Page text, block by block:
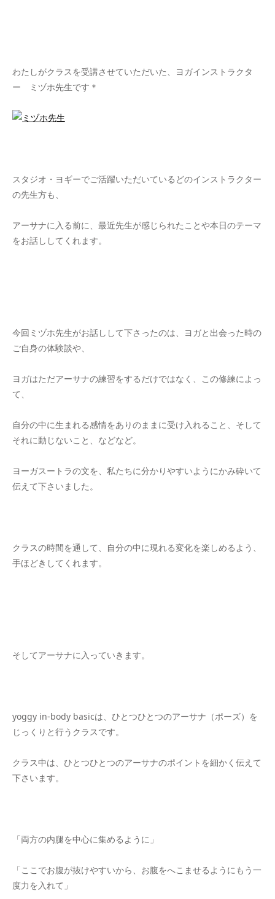
わたしがクラスを受講させていただいた、ヨガインストラクタ
ー ミヅホ先生です＊
スタジオ・ヨギーでご活躍いただいているどのインストラクター
の先生方も、
アーサナに入る前に、最近先生が感じられたことや本日のテーマ
をお話ししてくれます。
今回ミヅホ先生がお話しして下さったのは、ヨガと出会った時の
ご自身の体験談や、
ヨガはただアーサナの練習をするだけではなく、この修練によっ
て、
自分の中に生まれる感情をありのままに受け入れること、そして
それに動じないこと、などなど。
ヨーガスートラの文を、私たちに分かりやすいようにかみ砕いて
伝えて下さいました。
クラスの時間を通して、自分の中に現れる変化を楽しめるよう、
手ほどきしてくれます。
そしてアーサナに入っていきます。
yoggy in-body basicは、ひとつひとつのアーサナ（ポーズ）を
じっくりと行うクラスです。
クラス中は、ひとつひとつのアーサナのポイントを細かく伝えて
下さいます。
「両方の内腿を中心に集めるように」
「ここでお腹が抜けやすいから、お腹をへこませるようにもう一
度力を入れて」